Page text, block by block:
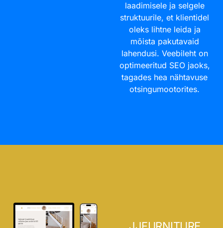
laadimisele ja selgele
struktuurile, et klientidel
oleks lihtne leida ja
mõista pakutavaid
lahendusi. Veebileht on
optimeeritud SEO jaoks,
tagades hea nähtavuse
otsingumootorites.